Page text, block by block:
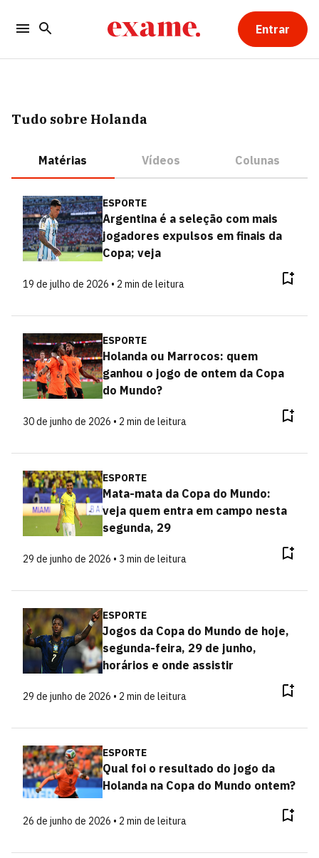
Entrar
Tudo sobre Holanda
Matérias Vídeos Colunas
ESPORTE
Argentina é a seleção com mais
jogadores expulsos em finais da
Copa; veja
19 de julho de 2026 • 2 min de leitura
ESPORTE
Holanda ou Marrocos: quem
ganhou o jogo de ontem da Copa
do Mundo?
30 de junho de 2026 • 2 min de leitura
ESPORTE
Mata-mata da Copa do Mundo:
veja quem entra em campo nesta
segunda, 29
29 de junho de 2026 • 3 min de leitura
ESPORTE
Jogos da Copa do Mundo de hoje,
segunda-feira, 29 de junho,
horários e onde assistir
29 de junho de 2026 • 2 min de leitura
ESPORTE
Qual foi o resultado do jogo da
Holanda na Copa do Mundo ontem?
26 de junho de 2026 • 2 min de leitura